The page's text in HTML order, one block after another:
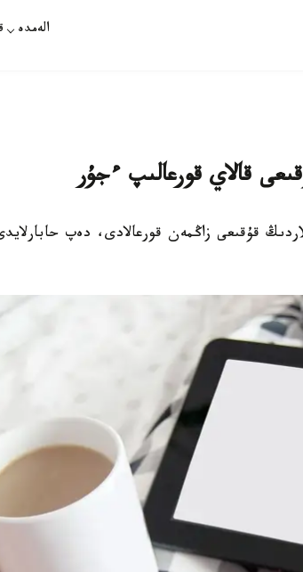
الەمدە
قالاي قورعالىپ ءجۇر
قۇقىعى زاڭمەن قورعالادى، دەپ